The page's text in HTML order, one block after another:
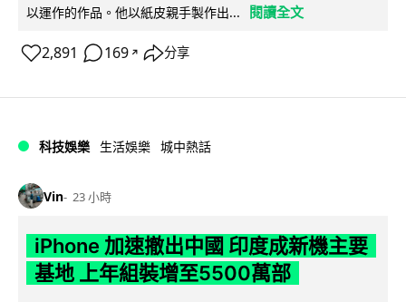
以運作的作品。他以紙皮親手製作出...
閱讀全文
2,891 169 ↗ 分享
科技娛樂 生活娛樂 城中熱話
Vin 23 小時
iPhone 加速撤出中國 印度成新機主要
基地 上年組裝增至5500萬部